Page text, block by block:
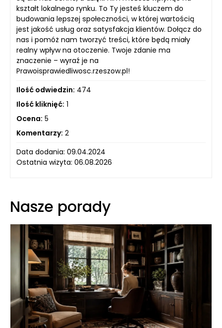
kształt lokalnego rynku. To Ty jesteś kluczem do
budowania lepszej społeczności, w której wartością
jest jakość usług oraz satysfakcja klientów. Dołącz do
nas i pomóż nam tworzyć treści, które będą miały
realny wpływ na otoczenie. Twoje zdanie ma
znaczenie – wyraź je na
Prawoisprawiedliwosc.rzeszow.pl!
Ilość odwiedzin: 474
Ilość kliknięć: 1
Ocena: 5
Komentarzy: 2
Data dodania: 09.04.2024
Ostatnia wizyta: 06.08.2026
Nasze porady